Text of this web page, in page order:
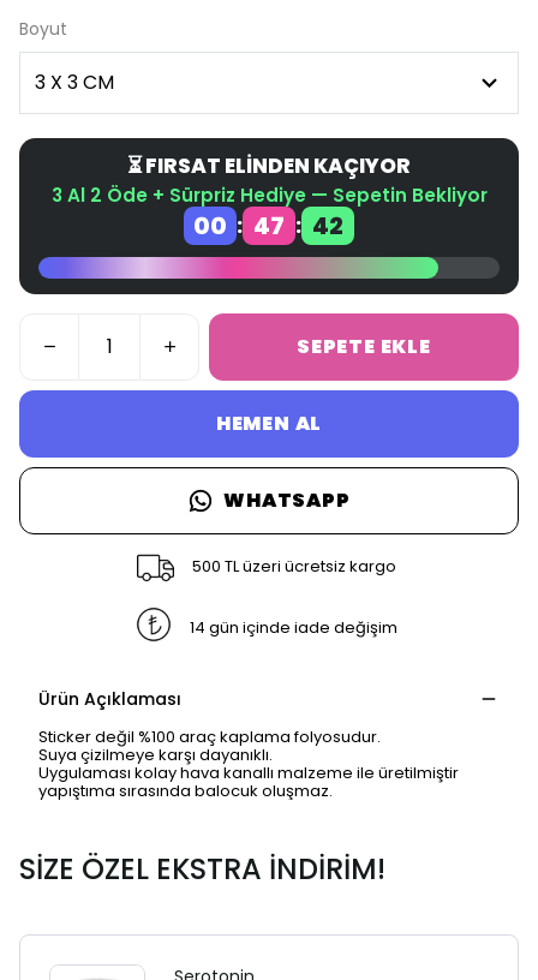
Boyut
⏳ FIRSAT ELİNDEN KAÇIYOR
3 Al 2 Öde + Sürpriz Hediye — Sepetin Bekliyor
00 : 47 : 42
SEPETE EKLE
HEMEN AL
WHATSAPP
500 TL üzeri ücretsiz kargo
14 gün içinde iade değişim
Ürün Açıklaması
Sticker değil %100 araç kaplama folyosudur.
Suya çizilmeye karşı dayanıklı.
Uygulaması kolay hava kanallı malzeme ile üretilmiştir
yapıştıma sırasında balocuk oluşmaz.
SİZE ÖZEL EKSTRA İNDİRİM!